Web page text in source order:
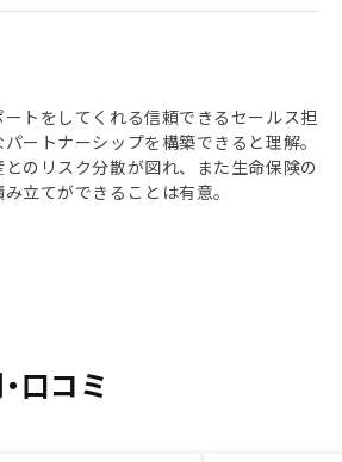
トをしてくれる信頼できるセールス担
ートナーシップを構築できると理解。
のリスク分散が図れ、また生命保険の
立てができることは有意。
口コミ